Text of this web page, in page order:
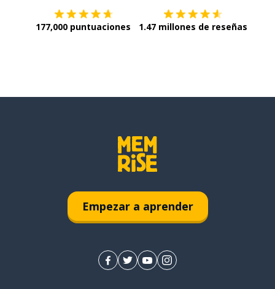
177,000 puntuaciones 1.47 millones de reseñas
Empezar a aprender